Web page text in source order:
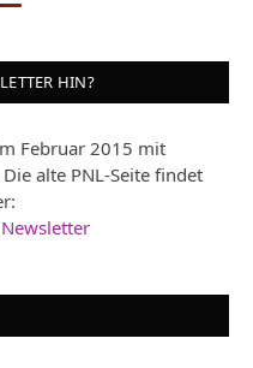
HIN?
Februar 2015 mit
alte PNL-Seite findet